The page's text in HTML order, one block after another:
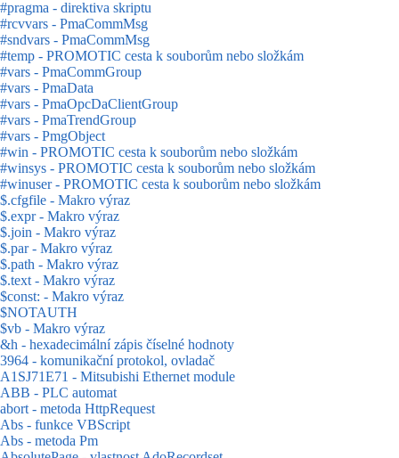
#pragma - direktiva skriptu
#rcvvars - PmaCommMsg
#sndvars - PmaCommMsg
#temp - PROMOTIC cesta k souborům nebo složkám
#vars - PmaCommGroup
#vars - PmaData
#vars - PmaOpcDaClientGroup
#vars - PmaTrendGroup
#vars - PmgObject
#win - PROMOTIC cesta k souborům nebo složkám
#winsys - PROMOTIC cesta k souborům nebo složkám
#winuser - PROMOTIC cesta k souborům nebo složkám
$.cfgfile - Makro výraz
$.expr - Makro výraz
$.join - Makro výraz
$.par - Makro výraz
$.path - Makro výraz
$.text - Makro výraz
$const: - Makro výraz
$NOTAUTH
$vb - Makro výraz
&h - hexadecimální zápis číselné hodnoty
3964 - komunikační protokol, ovladač
A1SJ71E71 - Mitsubishi Ethernet module
ABB - PLC automat
abort - metoda HttpRequest
Abs - funkce VBScript
Abs - metoda Pm